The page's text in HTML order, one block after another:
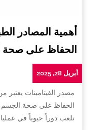
أهمية المصادر
الحفاظ على
أبريل 28, 2025
مصدر الفيتامينات يعتبر
الحفاظ على صحة الجسم
تلعب دوراً حيوياً في